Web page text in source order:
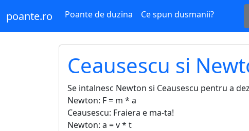
poante.ro Poante de duzina Ce spun dusmanii?
Ceausescu si
Se intalnesc Newton si Ceausescu pentru a
Newton: F = m * a
Ceausescu: Fraiera e ma-ta!
Newton: a = v * t